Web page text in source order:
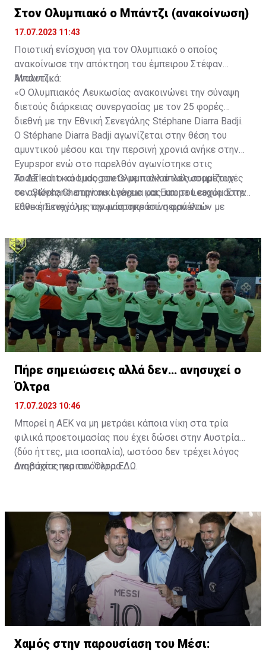
Στον Ολυμπιακό ο Μπάντζι (ανακοίνωση)
17.07.2023 11:43
Ποιοτική ενίσχυση για τον Ολυμπιακό ο οποίος
ανακοίνωσε την απόκτηση του έμπειρου Στέφαν
Μπάντζι.
Αναλυτικά:
«Ο Ολυμπιακός Λευκωσίας ανακοινώνει την σύναψη
διετούς διάρκειας συνεργασίας με τον 25 φορές
διεθνή με την Εθνική Σενεγάλης Stéphane Diarra Badji.
Ο Stéphane Diarra Badji αγωνίζεται στην θέση του
αμυντικού μέσου και την περσινή χρονιά ανήκε στην
Eyupspor ενώ στο παρελθόν αγωνίστηκε στις
Anderlecht και Ludogorets με πολλαπλές συμμετοχές
σε αγώνες Champions League και Europa League. Στην
Εθνική Σενεγάλης αγωνίστηκε επί σειρά ετών με
Cheikhou Kouyate, Papiss Cisse. Χαρακτηρίζεται από
εξαιρετικά αθλητικά προσόντα, τάκλιν ακριβείας και
άριστη τοποθέτηση σε όλο τον χώρο του κέντρου.
Το ΔΣ και ο κόσμος του Ολυμπιακού καλωσορίζουν
τον Stéphane στην οικογένεια μας και του ευχόμαστε
κάθε επιτυχία με την μαυροπράσινη φανέλα.»
Πήρε σημειώσεις αλλά δεν… ανησυχεί ο
Όλτρα
17.07.2023 10:46
Μπορεί η ΑΕΚ να μη μετράει κάποια νίκη στα τρία
φιλικά προετοιμασίας που έχει δώσει στην Αυστρία
(δύο ήττες, μια ισοπαλία), ωστόσο δεν τρέχει λόγος
ανησυχίας για τον Όλτρα.
Διαβάστε περισσότεραΕΔΩ.
Χαμός στην παρουσίαση του Μέσι: